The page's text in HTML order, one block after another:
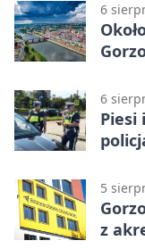
6
6
Piesi
5
z